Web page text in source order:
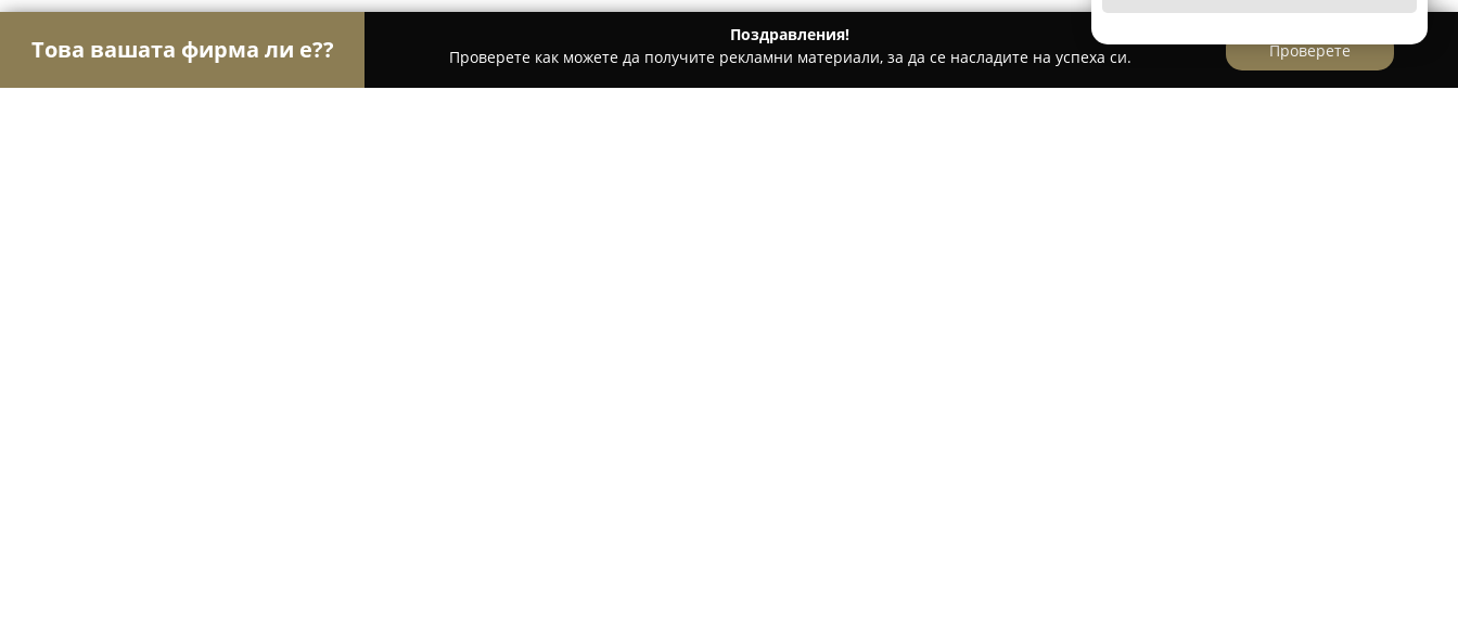
Това вашата фирма ли е??
Поздравления!
Проверете как можете да получите рекламни материали, за да се насладите на успеха си.
Проверете